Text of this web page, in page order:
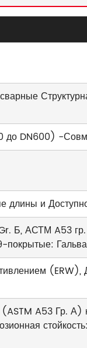
DN600) -
длины и
Б, АСТМ A53
(ASTM A53 Гр.